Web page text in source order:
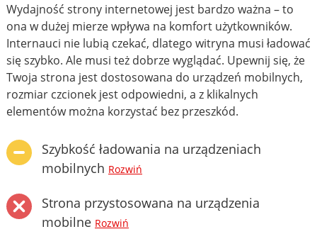
Wydajność strony internetowej jest bardzo ważna – to
ona w dużej mierze wpływa na komfort użytkowników.
Internauci nie lubią czekać, dlatego witryna musi ładować
się szybko. Ale musi też dobrze wyglądać. Upewnij się, że
Twoja strona jest dostosowana do urządzeń mobilnych,
rozmiar czcionek jest odpowiedni, a z klikalnych
elementów można korzystać bez przeszkód.
Szybkość ładowania na urządzeniach
mobilnych Rozwiń
Strona przystosowana na urządzenia
mobilne Rozwiń